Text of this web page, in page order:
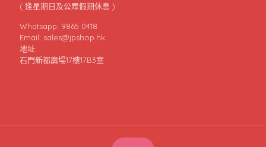
( 逢星期日及公眾假期休息 )
Whatsapp: 9865 0418
Email: sales@jpshop.hk
地址:
石門新都廣場17樓17B3室